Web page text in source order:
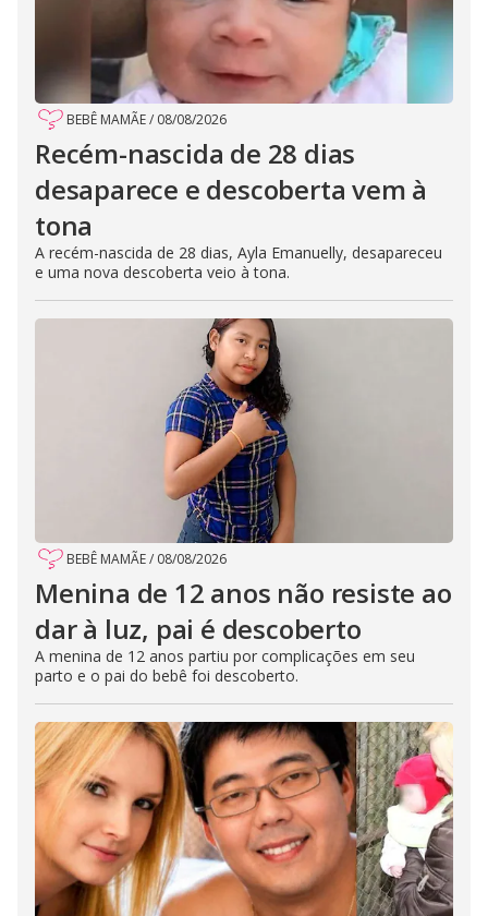
BEBÊ MAMÃE/ 08/08/2026
Recém-nascida de 28 dias
desaparece e descoberta vem à
tona
A recém-nascida de 28 dias, Ayla Emanuelly, desapareceu
e uma nova descoberta veio à tona.
BEBÊ MAMÃE/ 08/08/2026
Menina de 12 anos não resiste ao
dar à luz, pai é descoberto
A menina de 12 anos partiu por complicações em seu
parto e o pai do bebê foi descoberto.